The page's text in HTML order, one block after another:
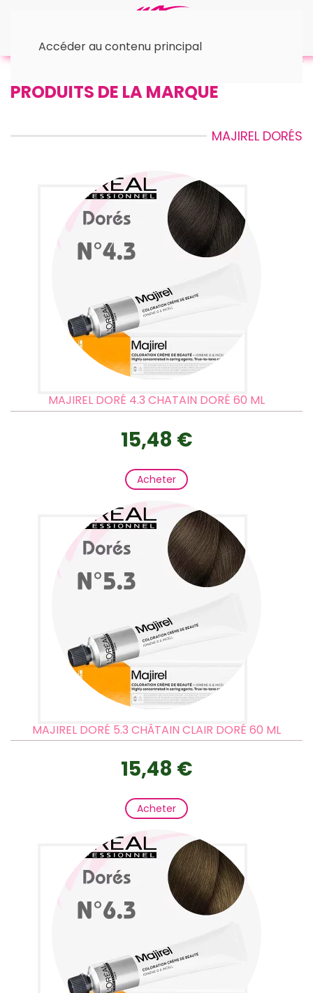
Accéder au contenu principal
PRODUITS DE LA MARQUE
MAJIREL DORÉS
MAJIREL DORÉ 4.3 CHATAIN DORÉ 60 ML
15,48 €
Acheter
MAJIREL DORÉ 5.3 CHÂTAIN CLAIR DORÉ 60 ML
15,48 €
Acheter